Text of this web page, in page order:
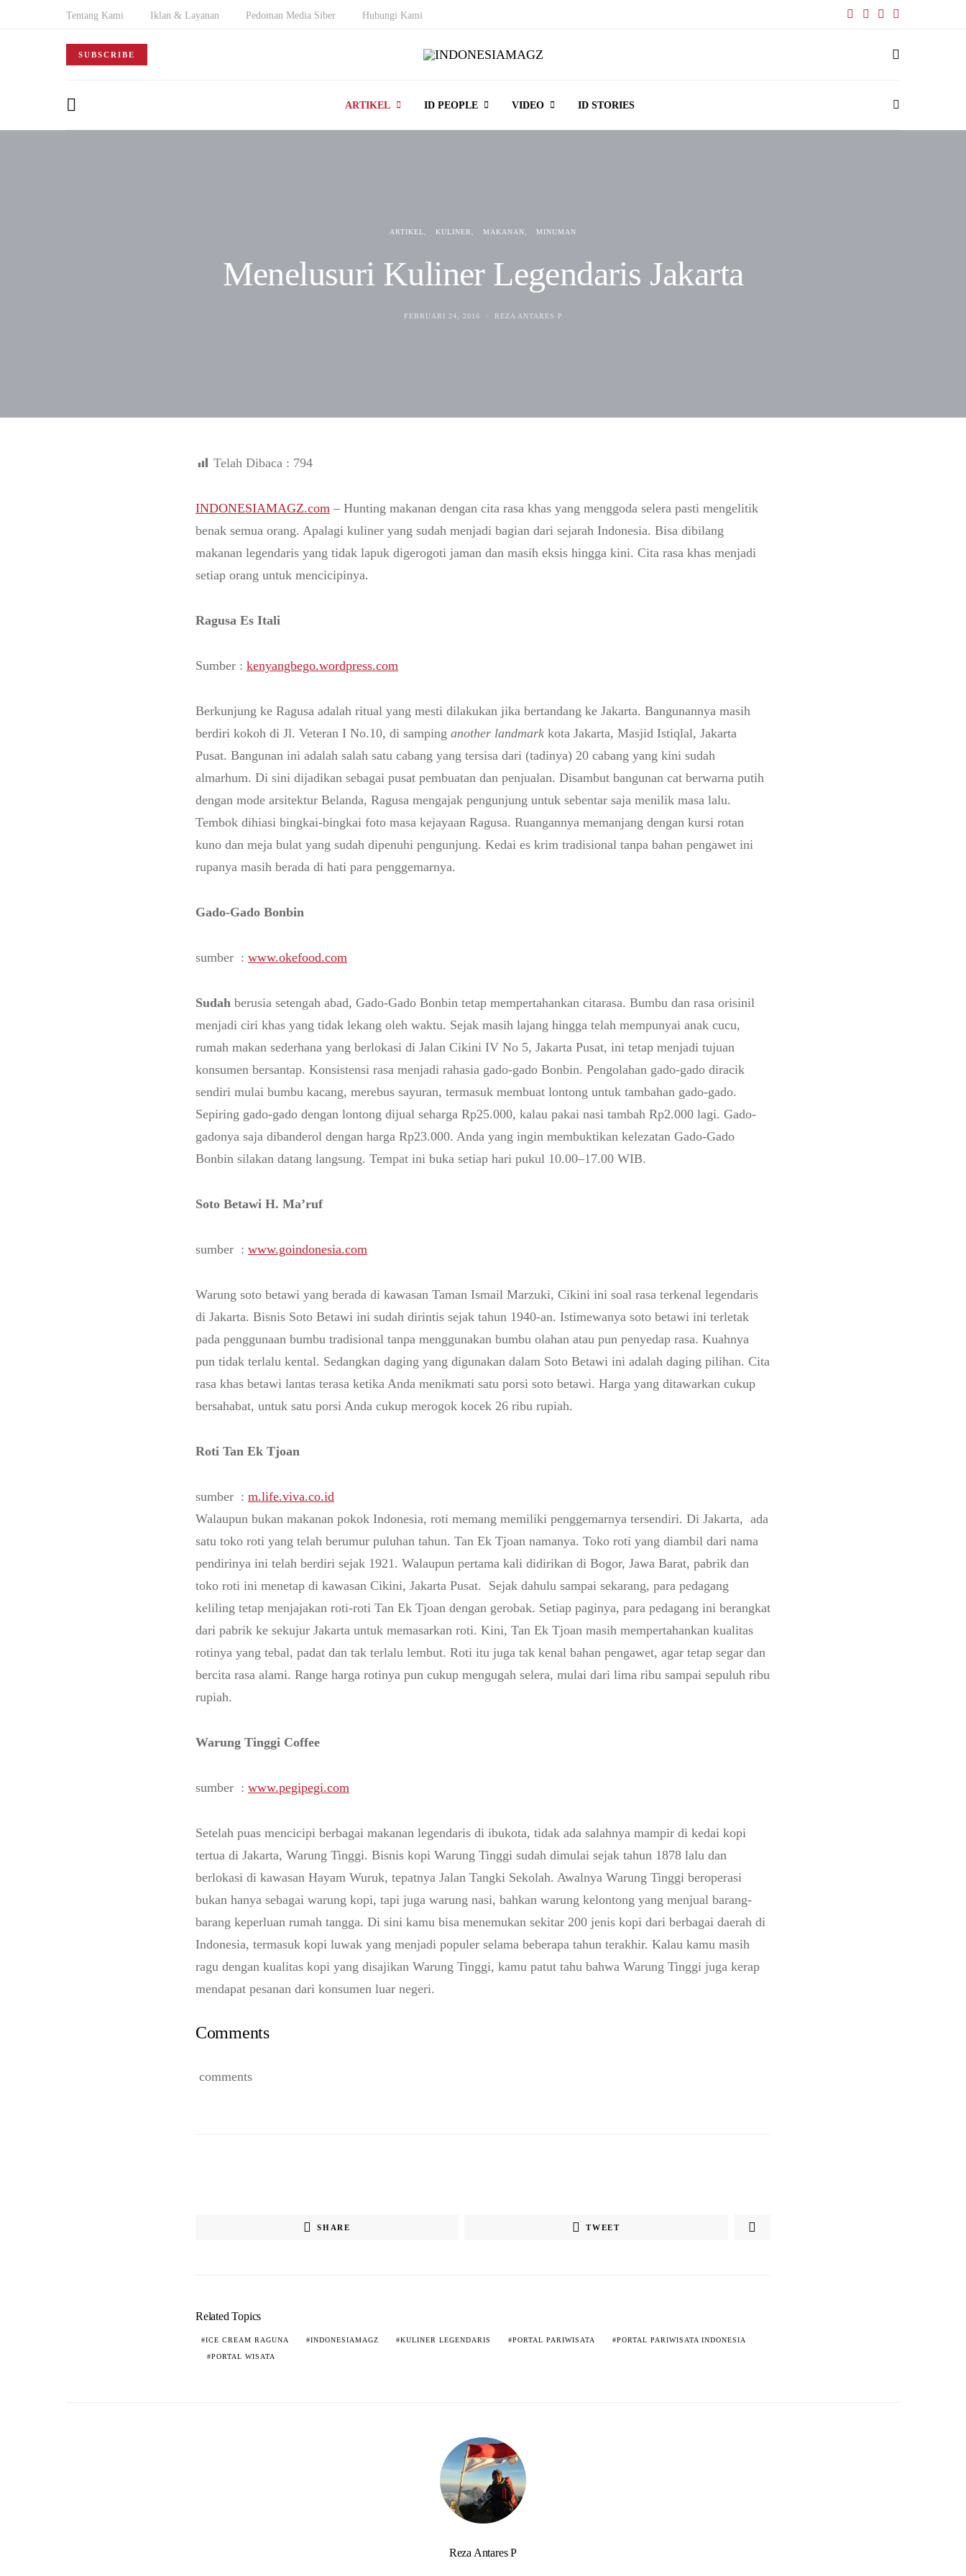
Tentang Kami Iklan & Layanan Pedoman Media Siber Hubungi Kami
SUBSCRIBE
ARTIKEL ID PEOPLE VIDEO ID STORIES
ARTIKEL KULINER MAKANAN MINUMAN
Menelusuri Kuliner Legendaris Jakarta
FEBRUARI 24, 2016 REZA ANTARES P
Telah Dibaca : 794
INDONESIAMAGZ.com – Hunting makanan dengan cita rasa khas yang menggoda selera pasti mengelitik
benak semua orang. Apalagi kuliner yang sudah menjadi bagian dari sejarah Indonesia. Bisa dibilang
makanan legendaris yang tidak lapuk digerogoti jaman dan masih eksis hingga kini. Cita rasa khas menjadi
setiap orang untuk mencicipinya.
Ragusa Es Itali
Sumber : kenyangbego.wordpress.com
Berkunjung ke Ragusa adalah ritual yang mesti dilakukan jika bertandang ke Jakarta. Bangunannya masih
berdiri kokoh di Jl. Veteran I No.10, di samping another landmark kota Jakarta, Masjid Istiqlal, Jakarta
Pusat. Bangunan ini adalah salah satu cabang yang tersisa dari (tadinya) 20 cabang yang kini sudah
almarhum. Di sini dijadikan sebagai pusat pembuatan dan penjualan. Disambut bangunan cat berwarna putih
dengan mode arsitektur Belanda, Ragusa mengajak pengunjung untuk sebentar saja menilik masa lalu.
Tembok dihiasi bingkai-bingkai foto masa kejayaan Ragusa. Ruangannya memanjang dengan kursi rotan
kuno dan meja bulat yang sudah dipenuhi pengunjung. Kedai es krim tradisional tanpa bahan pengawet ini
rupanya masih berada di hati para penggemarnya.
Gado-Gado Bonbin
sumber : www.okefood.com
Sudah berusia setengah abad, Gado-Gado Bonbin tetap mempertahankan citarasa. Bumbu dan rasa orisinil
menjadi ciri khas yang tidak lekang oleh waktu. Sejak masih lajang hingga telah mempunyai anak cucu,
rumah makan sederhana yang berlokasi di Jalan Cikini IV No 5, Jakarta Pusat, ini tetap menjadi tujuan
konsumen bersantap. Konsistensi rasa menjadi rahasia gado-gado Bonbin. Pengolahan gado-gado diracik
sendiri mulai bumbu kacang, merebus sayuran, termasuk membuat lontong untuk tambahan gado-gado.
Sepiring gado-gado dengan lontong dijual seharga Rp25.000, kalau pakai nasi tambah Rp2.000 lagi. Gado-
gadonya saja dibanderol dengan harga Rp23.000. Anda yang ingin membuktikan kelezatan Gado-Gado
Bonbin silakan datang langsung. Tempat ini buka setiap hari pukul 10.00–17.00 WIB.
Soto Betawi H. Ma’ruf
sumber : www.goindonesia.com
Warung soto betawi yang berada di kawasan Taman Ismail Marzuki, Cikini ini soal rasa terkenal legendaris
di Jakarta. Bisnis Soto Betawi ini sudah dirintis sejak tahun 1940-an. Istimewanya soto betawi ini terletak
pada penggunaan bumbu tradisional tanpa menggunakan bumbu olahan atau pun penyedap rasa. Kuahnya
pun tidak terlalu kental. Sedangkan daging yang digunakan dalam Soto Betawi ini adalah daging pilihan. Cita
rasa khas betawi lantas terasa ketika Anda menikmati satu porsi soto betawi. Harga yang ditawarkan cukup
bersahabat, untuk satu porsi Anda cukup merogok kocek 26 ribu rupiah.
Roti Tan Ek Tjoan
sumber : m.life.viva.co.id
Walaupun bukan makanan pokok Indonesia, roti memang memiliki penggemarnya tersendiri. Di Jakarta, ada
satu toko roti yang telah berumur puluhan tahun. Tan Ek Tjoan namanya. Toko roti yang diambil dari nama
pendirinya ini telah berdiri sejak 1921. Walaupun pertama kali didirikan di Bogor, Jawa Barat, pabrik dan
toko roti ini menetap di kawasan Cikini, Jakarta Pusat. Sejak dahulu sampai sekarang, para pedagang
keliling tetap menjajakan roti-roti Tan Ek Tjoan dengan gerobak. Setiap paginya, para pedagang ini berangkat
dari pabrik ke sekujur Jakarta untuk memasarkan roti. Kini, Tan Ek Tjoan masih mempertahankan kualitas
rotinya yang tebal, padat dan tak terlalu lembut. Roti itu juga tak kenal bahan pengawet, agar tetap segar dan
bercita rasa alami. Range harga rotinya pun cukup mengugah selera, mulai dari lima ribu sampai sepuluh ribu
rupiah.
Warung Tinggi Coffee
sumber : www.pegipegi.com
Setelah puas mencicipi berbagai makanan legendaris di ibukota, tidak ada salahnya mampir di kedai kopi
tertua di Jakarta, Warung Tinggi. Bisnis kopi Warung Tinggi sudah dimulai sejak tahun 1878 lalu dan
berlokasi di kawasan Hayam Wuruk, tepatnya Jalan Tangki Sekolah. Awalnya Warung Tinggi beroperasi
bukan hanya sebagai warung kopi, tapi juga warung nasi, bahkan warung kelontong yang menjual barang-
barang keperluan rumah tangga. Di sini kamu bisa menemukan sekitar 200 jenis kopi dari berbagai daerah di
Indonesia, termasuk kopi luwak yang menjadi populer selama beberapa tahun terakhir. Kalau kamu masih
ragu dengan kualitas kopi yang disajikan Warung Tinggi, kamu patut tahu bahwa Warung Tinggi juga kerap
mendapat pesanan dari konsumen luar negeri.
Comments
comments
SHARE TWEET
Related Topics
ICE CREAM RAGUNA INDONESIAMAGZ KULINER LEGENDARIS PORTAL PARIWISATA PORTAL PARIWISATA INDONESIA
PORTAL WISATA
Reza Antares P